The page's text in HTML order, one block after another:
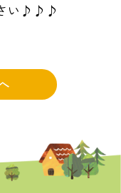
さい♪♪♪